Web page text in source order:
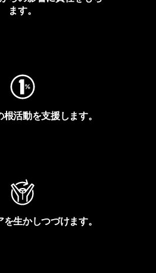
ます。
活動を支援します。
生かしつづけます。